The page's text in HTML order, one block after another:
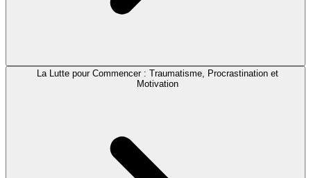
La Lutte pour Commencer : Traumatisme, Procrastination et
Motivation